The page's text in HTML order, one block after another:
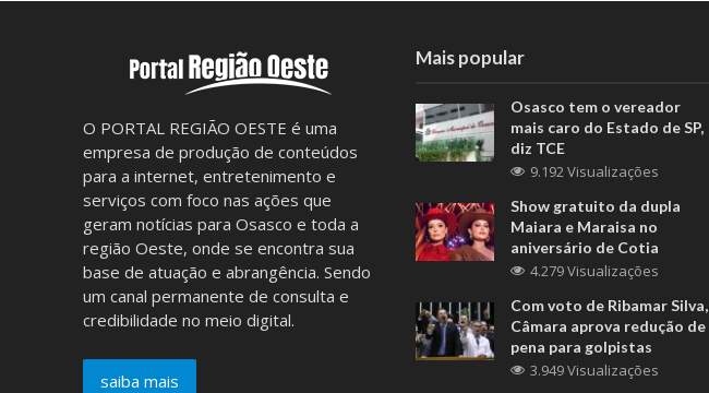
O PORTAL REGIÃO OESTE é uma
empresa de produção de conteúdos
para a internet, entretenimento e
serviços com foco nas ações que
geram notícias para Osasco e toda a
região Oeste, onde se encontra sua
base de atuação e abrangência. Sendo
um canal permanente de consulta e
credibilidade no meio digital.
saiba mais
Mais popular
Osasco tem o vereador
mais caro do Estado de SP,
diz TCE
9.192 Visualizações
Show gratuito da dupla
Maiara e Maraisa no
aniversário de Cotia
4.279 Visualizações
Com voto de Ribamar Silva,
Câmara aprova redução de
pena para golpistas
3.949 Visualizações